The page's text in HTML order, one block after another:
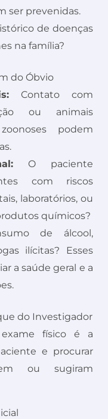
ser prevenidas.
de doenças
na família?
do Óbvio
Contato com
ou animais
podem
O paciente
com riscos
laboratórios, ou
químicos?
de álcool,
ilícitas? Esses
a saúde geral e a
do Investigador
físico é a
e procurar
ou sugiram